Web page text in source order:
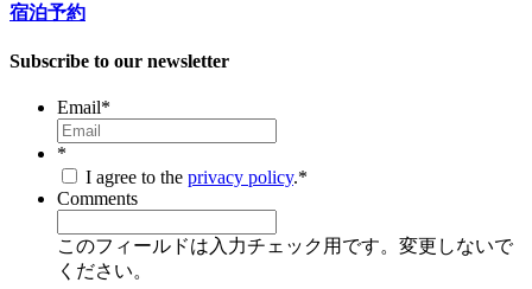
宿泊予約
Subscribe to our newsletter
Email*
*
I agree to the privacy policy.*
Comments
このフィールドは入力チェック用です。変更しないで
ください。